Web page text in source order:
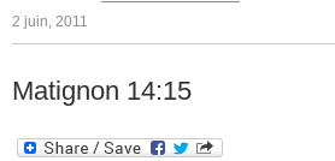
2 juin, 2011
Matignon 14:15